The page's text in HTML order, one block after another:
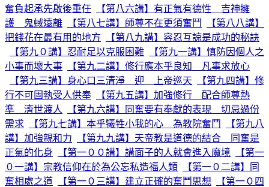
奮負起承先啟後重任
【第八六講】有正氣有德性 吉神擁
護 鬼蜮遠離
【第八七講】師尊不在更須奮鬥
【第八八講】
把錢花在最有用的地方
【第八九講】容忍互諒是成功的秘訣
【第九０講】忍耐足以克服困難
【第九一講】慎防因個人之
小事而壞大事
【第九二講】修行應本乎良知 凡事求放心
【第九三講】身心口三清淨 迎 上帝巡天
【第九四講】修
行不可固執受人供奉
【第九五講】加強修行 配合師尊熱
準 濟世渡人
【第九六講】同奮要有奉獻的表現 切忌過份
需求
【第九七講】本乎犧牲小我的心 為教院奮鬥
【第九八
講】加強親和力
【第九九講】天帝教是道德的結合 同奮是
正氣的化身
【第一００講】講面子的人就會進入魔境
【第一
０一講】宗教信仰在於為公忘私造福人類
【第一０二講】同
奮相處之道
【第一０三講】建立正確的奮鬥思想
【第一０四